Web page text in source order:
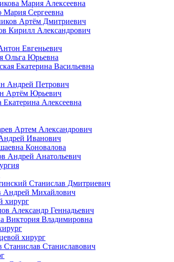
Мария Алексеевна
Мария Сергеевна
Артём Дмитриевич
Кирилл Александрович
Евгеньевич
Ольга Юрьевна
Екатерина Васильевна
Андрей Петрович
Артём Юрьевич
Екатерина Алексеевна
Артем Александрович
Иванович
Коновалова
Андрей Анатольевич
Станислав Дмитриевич
Андрей Михайлович
хирург
Александр Геннадьевич
Виктория Владимировна
хирург
Станислав Станиславович